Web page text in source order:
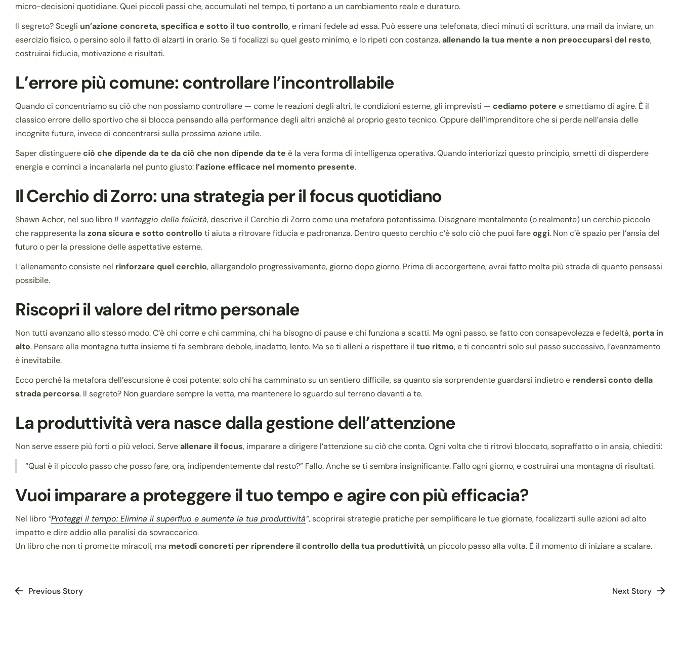
micro-decisioni quotidiane. Quei piccoli passi che, accumulati nel tempo, ti portano a un cambiamento reale e duraturo.
Il segreto? Scegli un’azione concreta, specifica e sotto il tuo controllo, e rimani fedele ad essa. Può essere una telefonata, dieci minuti di scrittura, una mail da inviare, un
esercizio fisico, o persino solo il fatto di alzarti in orario. Se ti focalizzi su quel gesto minimo, e lo ripeti con costanza,allenando la tua mente a non preoccuparsi del resto,
costruirai fiducia, motivazione e risultati.
L’errore più comune: controllare l’incontrollabile
Quando ci concentriamo su ciò che non possiamo controllare — come le reazioni degli altri, le condizioni esterne, gli imprevisti — cediamo potere e smettiamo di agire. È il
classico errore dello sportivo che si blocca pensando alla performance degli altri anziché al proprio gesto tecnico. Oppure dell’imprenditore che si perde nell’ansia delle
incognite future, invece di concentrarsi sulla prossima azione utile.
Saper distinguereciò che dipende da te da ciò che non dipende da te è la vera forma di intelligenza operativa. Quando interiorizzi questo principio, smetti di disperdere
energia e cominci a incanalarla nel punto giusto: l’azione efficace nel momento presente.
Il Cerchio di Zorro: una strategia per il focus quotidiano
Shawn Achor, nel suo libroIl vantaggio della felicità, descrive il Cerchio di Zorro come una metafora potentissima. Disegnare mentalmente (o realmente) un cerchio piccolo
che rappresenta la zona sicura e sotto controllo ti aiuta a ritrovare fiducia e padronanza. Dentro questo cerchio c’è solo ciò che puoi fareoggi. Non c’è spazio per l’ansia del
futuro o per la pressione delle aspettative esterne.
L’allenamento consiste nel rinforzare quel cerchio, allargandolo progressivamente, giorno dopo giorno. Prima di accorgertene, avrai fatto molta più strada di quanto pensassi
possibile.
Riscopri il valore del ritmo personale
Non tutti avanzano allo stesso modo. C’è chi corre e chi cammina, chi ha bisogno di pause e chi funziona a scatti. Ma ogni passo, se fatto con consapevolezza e fedeltà, porta in
alto. Pensare alla montagna tutta insieme ti fa sembrare debole, inadatto, lento. Ma se ti alleni a rispettare il tuo ritmo, e ti concentri solo sul passo successivo, l’avanzamento
è inevitabile.
Ecco perché la metafora dell’escursione è così potente: solo chi ha camminato su un sentiero difficile, sa quanto sia sorprendente guardarsi indietro e rendersi conto della
strada percorsa. Il segreto? Non guardare sempre la vetta, ma mantenere lo sguardo sul terreno davanti a te.
La produttività vera nasce dalla gestione dell’attenzione
Non serve essere più forti o più veloci. Serveallenare il focus, imparare a dirigere l’attenzione su ciò che conta. Ogni volta che ti ritrovi bloccato, sopraffatto o in ansia, chiediti:
“Qual è il piccolo passo che posso fare, ora, indipendentemente dal resto?” Fallo. Anche se ti sembra insignificante. Fallo ogni giorno, e costruirai una montagna di risultati.
Vuoi imparare a proteggere il tuo tempo e agire con più efficacia?
Nel libro “Proteggi il tempo: Elimina il superfluo e aumenta la tua produttività“, scoprirai strategie pratiche per semplificare le tue giornate, focalizzarti sulle azioni ad alto
impatto e dire addio alla paralisi da sovraccarico.
Un libro che non ti promette miracoli, ma metodi concreti per riprendere il controllo della tua produttività, un piccolo passo alla volta. È il momento di iniziare a scalare.
Previous Story Next Story